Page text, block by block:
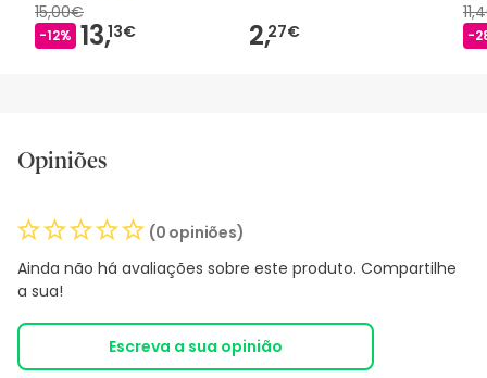
15,00€
-12% 13,13€ 2,27€ -
Opiniões
(0 opiniões)
Ainda não há avaliações sobre este produto. Compartilhe
a sua!
Escreva a sua opinião